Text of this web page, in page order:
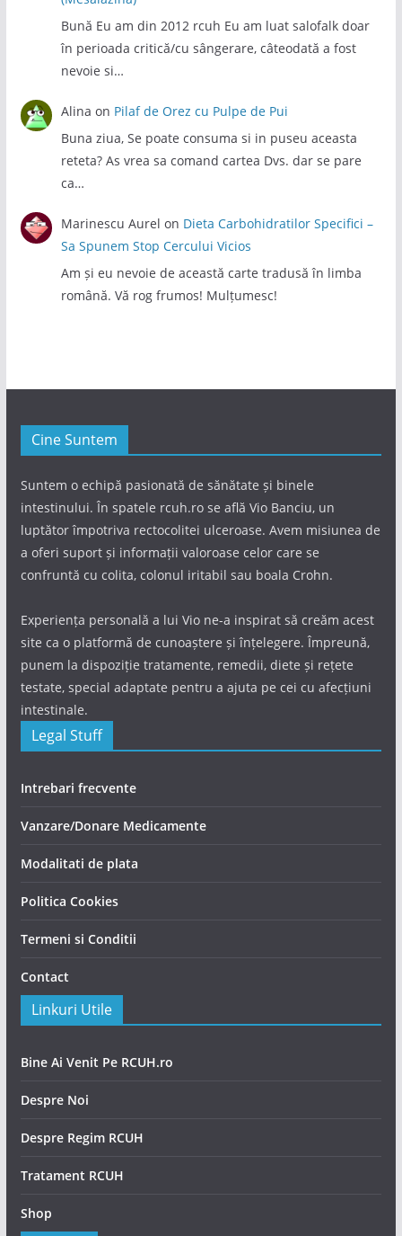
Bună Eu am din 2012 rcuh Eu am luat salofalk doar
în perioada critică/cu sângerare, câteodată a fost
nevoie si…
Alina on Pilaf de Orez cu Pulpe de Pui
Buna ziua, Se poate consuma si in puseu aceasta
reteta? As vrea sa comand cartea Dvs. dar se pare
ca…
Marinescu Aurel on Dieta Carbohidratilor Specifici –
Sa Spunem Stop Cercului Vicios
Am și eu nevoie de această carte tradusă în limba
română. Vă rog frumos! Mulțumesc!
Cine Suntem
Suntem o echipă pasionată de sănătate și binele
intestinului. În spatele rcuh.ro se află Vio Banciu, un
luptător împotriva rectocolitei ulceroase. Avem misiunea de
a oferi suport și informații valoroase celor care se
confruntă cu colita, colonul iritabil sau boala Crohn.
Experiența personală a lui Vio ne-a inspirat să creăm acest
site ca o platformă de cunoaștere și înțelegere. Împreună,
punem la dispoziție tratamente, remedii, diete și rețete
testate, special adaptate pentru a ajuta pe cei cu afecțiuni
intestinale.
Legal Stuff
Intrebari frecvente
Vanzare/Donare Medicamente
Modalitati de plata
Politica Cookies
Termeni si Conditii
Contact
Linkuri Utile
Bine Ai Venit Pe RCUH.ro
Despre Noi
Despre Regim RCUH
Tratament RCUH
Shop